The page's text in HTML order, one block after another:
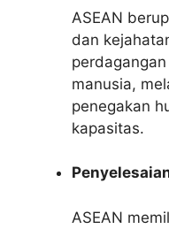
ASEAN
dan
manusia,
penegakan
kapasitas.
ASEAN